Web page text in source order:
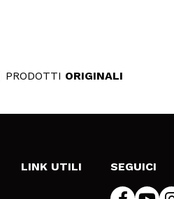
PRODOTTI ORIGINALI
LINK UTILI SEGUICI